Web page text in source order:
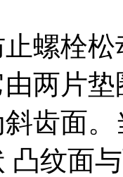
螺栓
两片
齿面
凸纹面